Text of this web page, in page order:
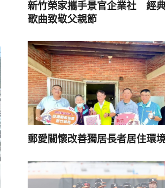
新竹榮家攜手景官企業社 經
歌曲致敬父親節
郵愛關懷改善獨居長者居住環